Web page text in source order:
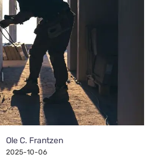
Ole C. Frantzen
2025-10-06